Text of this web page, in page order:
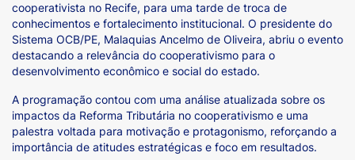
cooperativista no Recife, para uma tarde de troca de
conhecimentos e fortalecimento institucional. O presidente do
Sistema OCB/PE, Malaquias Ancelmo de Oliveira, abriu o evento
destacando a relevância do cooperativismo para o
desenvolvimento econômico e social do estado.
A programação contou com uma análise atualizada sobre os
impactos da Reforma Tributária no cooperativismo e uma
palestra voltada para motivação e protagonismo, reforçando a
importância de atitudes estratégicas e foco em resultados.